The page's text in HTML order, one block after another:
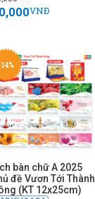
VNĐ
bàn chữ A 2025
đề Vươn Tới Thành
(KT 12x25cm)